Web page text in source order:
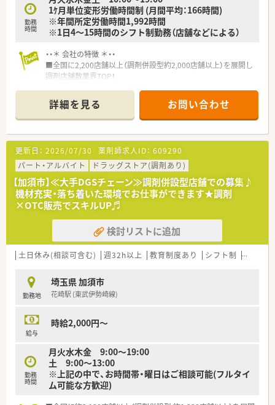
勤務
時間
1ｹ月単位変形労働時間制 (月間平均：166時間)
※年間所定労働時間1,992時間
※1日4～15時間のシフト制勤務（店舗などによる）
・・＊ 会社の特徴 ＊・・
■全国に2,200店舗以上（調剤併設型約2,000店舗以上）を展開し
調剤店舗数業界TOP！
頑張り次第で高給与も可能！
■経験や勤務コースによりますが、経験の少ない方でも500万前
半スタートと業界TOP水準！
■職種や職域に合わせ、豊富な社内研修や外部組織と連携した研
修を用意されています
■薬剤師が中心の会社だからこそ活躍できるキャリアパスが多
種多様に用意されています。
■店舗拡大に伴い、エリアマネジャーや営業部長等のマネジメン
トのポジションも増えます。
■在宅や教育等の専門性を活かせるスペシャリストを目指すこ
とも可能です。
■その他にも、管理部門や商品部門等の本社スタッフなど活動領
域は多種多様です。
■在宅実施店舗は年々増加しており、在宅医療へもしっかりと関
わる事ができます。
時短勤務ができるよう変更予定です。
■年間休日が120日とワークライフバランスが整っています
■日用品から常備薬まで、従業員割引制度など嬉しいメリットも
詳細を見る お問い合わせ
更新日： 2026/07/30 薬剤師求人ID： 609290
パート・アルバイト
ドラッグストア(調剤あり)
【加須市】≪大手DGSチェーン≫調剤併設型店舗での募集♪
機材充実・落ち着いた環境でお仕事ができます★調剤
×OTC販売でスキルUP♬
検討リストに追加
土日休み(相談可含む) 週32h以上 教育制度あり シフト制 大手チ
勤務地
埼玉県 加須市
花崎駅 (東武伊勢崎線)
給与
時給2,000円～
勤務
時間
月火水木金 9:00～19:00
土 9:00～13:00
※上記の中で、お時間帯・曜日はご相談可能(フルタイ
ム可能な方歓迎)